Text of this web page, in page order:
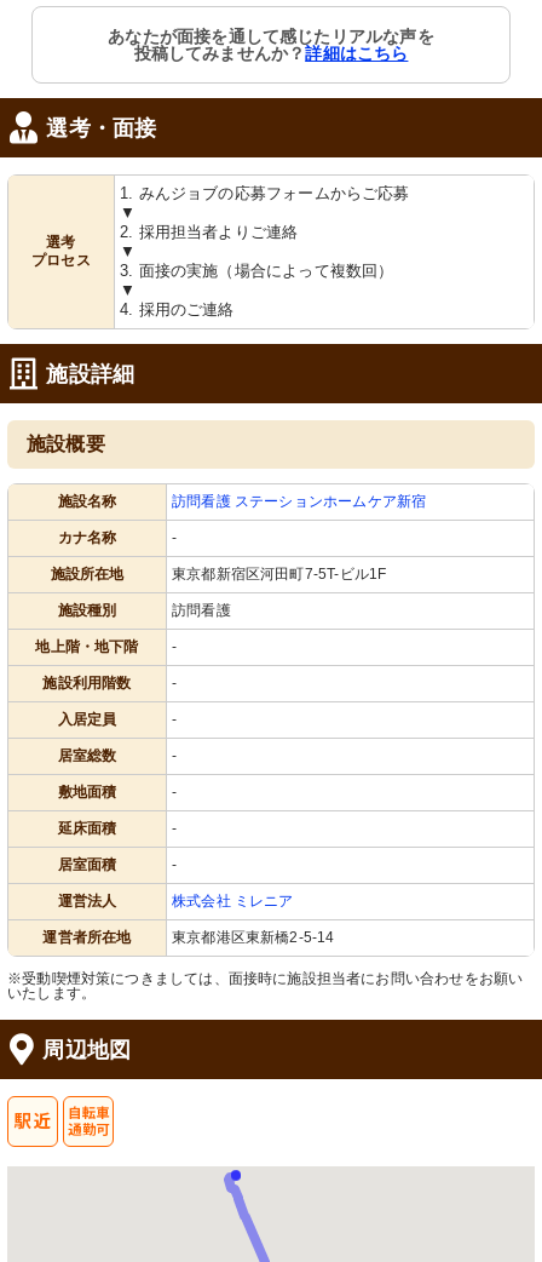
あなたが面接を通して感じたリアルな声を
投稿してみませんか？詳細はこちら
選考・面接
選考
プロセス
1. みんジョブの応募フォームからご応募
▼
2. 採用担当者よりご連絡
▼
3. 面接の実施（場合によって複数回）
▼
4. 採用のご連絡
施設詳細
施設概要
施設名称 訪問看護 ステーションホームケア新宿
カナ名称 -
施設所在地 東京都新宿区河田町7-5T-ビル1F
施設種別 訪問看護
地上階・地下階 -
施設利用階数 -
入居定員 -
居室総数 -
敷地面積 -
延床面積 -
居室面積 -
運営法人 株式会社 ミレニア
運営者所在地 東京都港区東新橋2-5-14
※受動喫煙対策につきましては、面接時に施設担当者にお問い合わせをお願い
いたします。
周辺地図